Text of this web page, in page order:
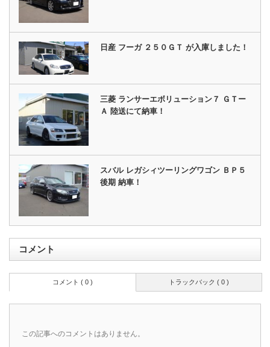
日産 フーガ ２５０ＧＴ が入庫しました！
三菱 ランサーエボリューション７ ＧＴー
Ａ 陸送にて納車！
スバル レガシィツーリングワゴン ＢＰ５
後期 納車！
コメント
トラックバック ( 0 )
コメント ( 0 )
この記事へのコメントはありません。